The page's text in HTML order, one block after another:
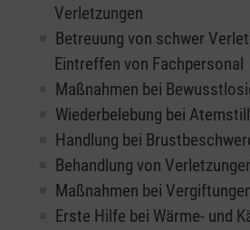
Verletzungen
Betreuung von schwer
Eintreffen von Fachpersonal
Maßnahmen bei
Wiederbelebung bei
Handlung bei
Behandlung von
Maßnahmen bei
Erste Hilfe bei Wärme- und